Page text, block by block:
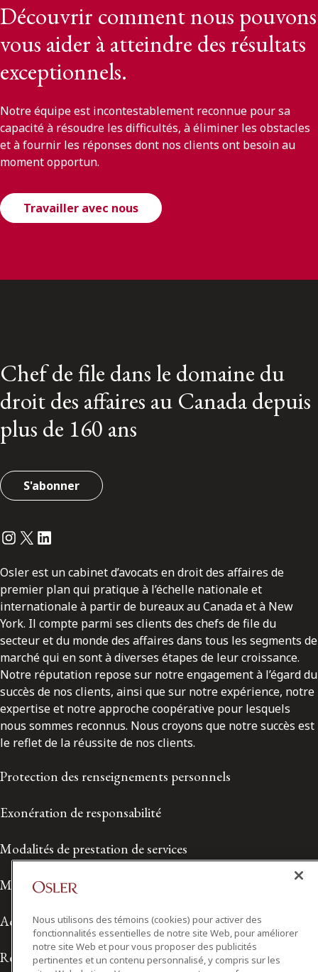
Découvrir comment nous pouvons
vous aider à atteindre des résultats
exceptionnels.
Notre équipe est incontestablement reconnue pour sa
capacité à résoudre les difficultés, à éliminer les obstacles
et à fournir les réponses dont nos clients ont besoin au
moment opportun.
Travailler avec nous
Chef de file dans le domaine du
droit des affaires au Canada depuis
plus de 160 ans
S'abonner
Instagram
Twitter
LinkedIn
Osler est un cabinet d’avocats en droit des affaires de
premier plan qui pratique à l’échelle nationale et
internationale à partir de bureaux au Canada et à New
York. Il compte parmi ses clients des chefs de file du
secteur et du monde des affaires dans tous les segments de
marché qui en sont à diverses étapes de leur croissance.
Notre réputation repose sur notre engagement à l’égard du
succès de nos clients, ainsi que sur notre expérience, notre
expertise et notre approche coopérative pour lesquels
nous sommes reconnus. Nous croyons que notre succès est
le reflet de la réussite de nos clients.
Protection des renseignements personnels
Exonération de responsabilité
Modalités de prestation de services
Modalités d'utilisation
Accessibilité
Relations avec les médias
Nous utilisons des témoins (cookies) pour activer des
fonctionnalités essentielles de notre site Web, pour améliorer
notre site Web et pour vous proposer des publicités
pertinentes et un contenu personnalisé, y compris sur les